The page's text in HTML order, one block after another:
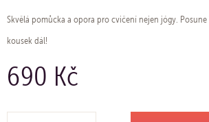
Skvělá pomůcka a opora pro cvičení nejen jógy.
kousek dál!
690 Kč